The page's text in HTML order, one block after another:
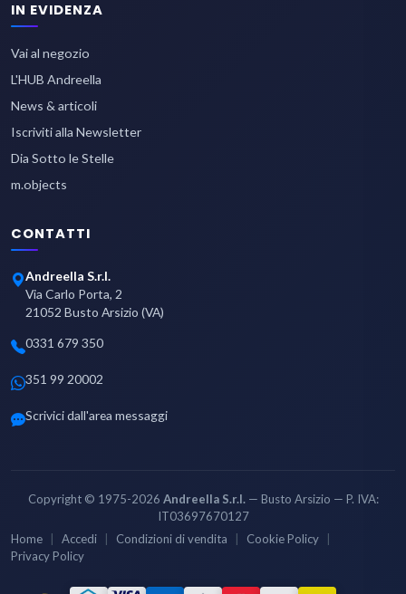
IN EVIDENZA
Vai al negozio
L'HUB Andreella
News & articoli
Iscriviti alla Newsletter
Dia Sotto le Stelle
m.objects
CONTATTI
Andreella S.r.l.
Via Carlo Porta, 2
21052 Busto Arsizio (VA)
0331 679 350
351 99 20002
Scrivici dall'area messaggi
Copyright © 1975-2026 Andreella S.r.l.— Busto Arsizio — P. IVA:
IT03697670127
Home
Accedi Condizioni di vendita
Cookie Policy
Privacy Policy